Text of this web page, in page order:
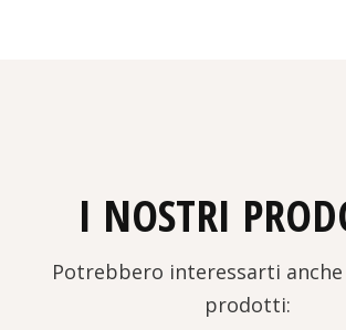
I NOSTRI
Potrebbero interessarti
prodotti: